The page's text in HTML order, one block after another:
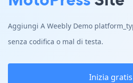
Aggiungi A Weebly Demo
senza codifica o mal di testa.
Inizia gratis